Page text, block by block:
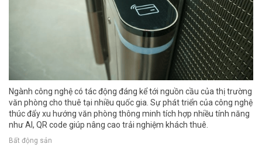
Ngành công nghệ có tác động đáng kể tới nguồn cầu của thị trường
văn phòng cho thuê tại nhiều quốc gia. Sự phát triển của công nghệ
thúc đẩy xu hướng văn phòng thông minh tích hợp nhiều tính năng
như AI, QR code giúp nâng cao trải nghiệm khách thuê.
Bất động sản